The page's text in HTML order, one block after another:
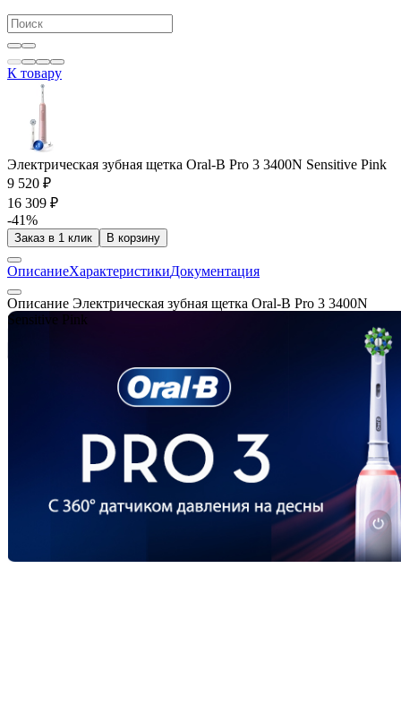
К товару
Электрическая зубная щетка Oral-B Pro 3 3400N Sensitive Pink
9 520 ₽
16 309 ₽
-41%
Заказ в 1 клик В корзину
ОписаниеХарактеристикиДокументация
Описание Электрическая зубная щетка Oral-B Pro 3 3400N
Sensitive Pink